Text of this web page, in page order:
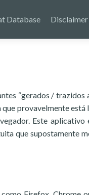
Database
“gerados / trazidos
provavelmente
Este aplicativo
que supostamente